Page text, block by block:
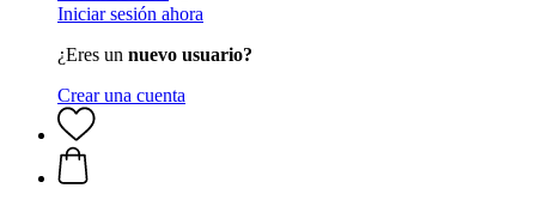
Iniciar sesión ahora
¿Eres un nuevo usuario?
Crear una cuenta